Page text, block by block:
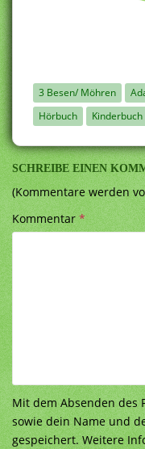
3 Besen/ Möhren
Hörbuch
Kinderbuch
SCHREIBE EINEN
(Kommentare werden
Kommentar*
Mit dem Absenden des
sowie dein Name und
gespeichert. Weitere